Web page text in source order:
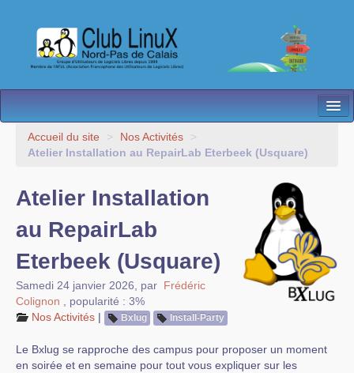
L’Association
Besoin d’Aide ?
Contact
Les antennes
Espace membres
Accueil du site > Nos Activités
>
Atelier Installation au RepairLab Eterbeek (Usquare)
Atelier Installation
au RepairLab
Eterbeek (Usquare)
Samedi 24 janvier 2026 par Frédéric
Colignon
popularité : 3%
Nos Activités | Bxlug Install-Party
Le Bxlug se rapproche des campus pour proposer un moment
en soirée et en semaine pour tout vous expliquer sur les